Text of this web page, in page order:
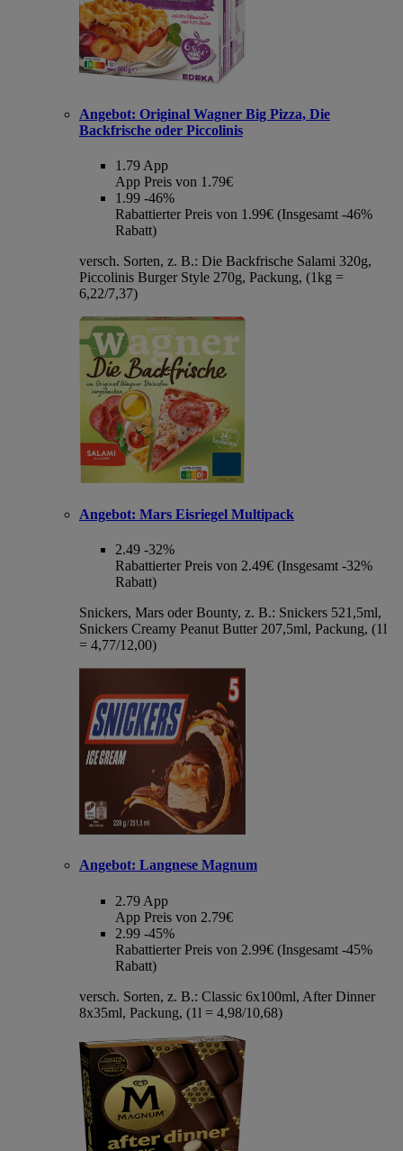
Angebot: Original Wagner Big Pizza, Die
Backfrische oder Piccolinis
1.79App
App Preis von 1.79€
1.99 -46%
Rabattierter Preis von 1.99€ (Insgesamt -46%
Rabatt)
versch. Sorten, z. B.: Die Backfrische Salami 320g,
Piccolinis Burger Style 270g, Packung, (1kg =
6,22/7,37)
Angebot: Mars Eisriegel Multipack
2.49 -32%
Rabattierter Preis von 2.49€ (Insgesamt -32%
Rabatt)
Snickers, Mars oder Bounty, z. B.: Snickers 521,5ml,
Snickers Creamy Peanut Butter 207,5ml, Packung, (1l
= 4,77/12,00)
Angebot: Langnese Magnum
2.79 App
App Preis von 2.79€
2.99 -45%
Rabattierter Preis von 2.99€ (Insgesamt -45%
Rabatt)
versch. Sorten, z. B.: Classic 6x100ml, After Dinner
8x35ml, Packung, (1l = 4,98/10,68)